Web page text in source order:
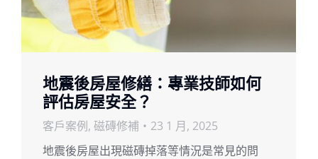
地震後房屋修繕：專業技師如何
評估房屋安全？
客戶案例, 磁磚修補
23 1 月, 2025
地震後房屋出現磁磚掉落等情況是常見的問